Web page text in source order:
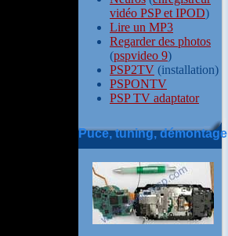
vidéo PSP et IPOD)
Lire un MP3
Regarder des photos
(pspvideo 9)
PSP2TV (installation)
PSPONTV
PSP TV adaptator
Puce, tuning, démontage